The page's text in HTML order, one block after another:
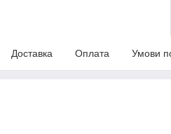
Доставка Оплата Умови